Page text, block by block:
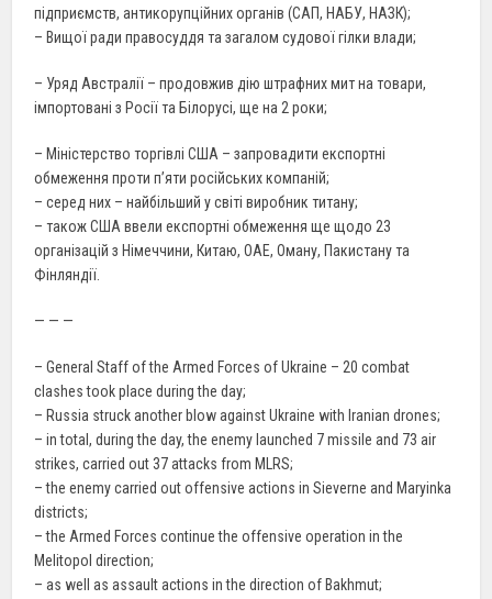
підприємств, антикорупційних органів (САП, НАБУ, НАЗК);
– Вищої ради правосуддя та загалом судової гілки влади;
– Уряд Австралії – продовжив дію штрафних мит на товари,
імпортовані з Росії та Білорусі, ще на 2 роки;
– Міністерство торгівлі США – запровадити експортні
обмеження проти п’яти російських компаній;
– серед них – найбільший у світі виробник титану;
– також США ввели експортні обмеження ще щодо 23
організацій з Німеччини, Китаю, ОАЕ, Оману, Пакистану та
Фінляндії.
— — —
– General Staff of the Armed Forces of Ukraine – 20 combat
clashes took place during the day;
– Russia struck another blow against Ukraine with Iranian drones;
– in total, during the day, the enemy launched 7 missile and 73 air
strikes, carried out 37 attacks from MLRS;
– the enemy carried out offensive actions in Sieverne and Maryinka
districts;
– the Armed Forces continue the offensive operation in the
Melitopol direction;
– as well as assault actions in the direction of Bakhmut;